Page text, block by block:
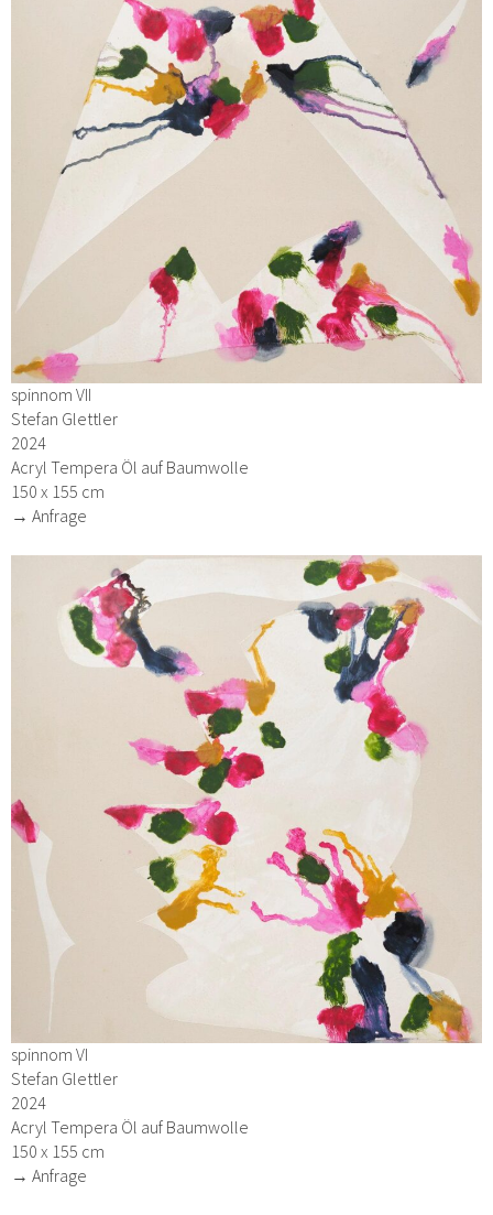
spinnom VII
Stefan Glettler
2024
Acryl Tempera Öl auf Baumwolle
150 x 155 cm
→ Anfrage
spinnom VI
Stefan Glettler
2024
Acryl Tempera Öl auf Baumwolle
150 x 155 cm
→ Anfrage